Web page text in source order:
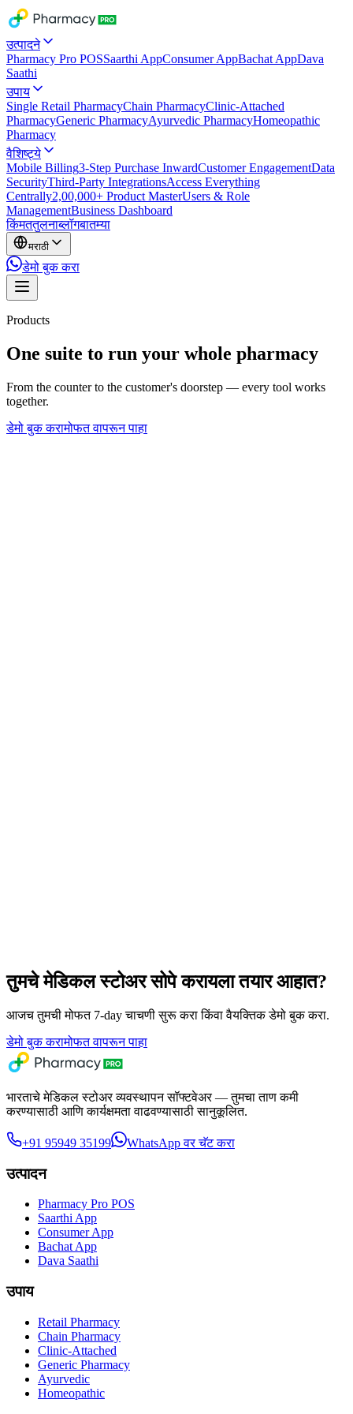
उत्पादने
Pharmacy Pro POSSaarthi AppConsumer AppBachat AppDava
Saathi
उपाय
Single Retail PharmacyChain PharmacyClinic-Attached
PharmacyGeneric PharmacyAyurvedic PharmacyHomeopathic
Pharmacy
वैशिष्ट्ये
Mobile Billing3-Step Purchase InwardCustomer EngagementData
SecurityThird-Party IntegrationsAccess Everything
Centrally2,00,000+ Product MasterUsers & Role
ManagementBusiness Dashboard
किंमततुलनाब्लॉगबातम्या
मराठी
डेमो बुक करा
Products
One suite to run your whole pharmacy
From the counter to the customer's doorstep — every tool works
together.
डेमो बुक करामोफत वापरून पाहा
तुमचे मेडिकल स्टोअर सोपे करायला तयार आहात?
आजच तुमची मोफत 7-day चाचणी सुरू करा किंवा वैयक्तिक डेमो बुक करा.
डेमो बुक करामोफत वापरून पाहा
भारताचे मेडिकल स्टोअर व्यवस्थापन सॉफ्टवेअर — तुमचा ताण कमी
करण्यासाठी आणि कार्यक्षमता वाढवण्यासाठी सानुकूलित.
+91 95949 35199 WhatsApp वर चॅट करा
उत्पादन
Pharmacy Pro POS
Saarthi App
Consumer App
Bachat App
Dava Saathi
उपाय
Retail Pharmacy
Chain Pharmacy
Clinic-Attached
Generic Pharmacy
Ayurvedic
Homeopathic